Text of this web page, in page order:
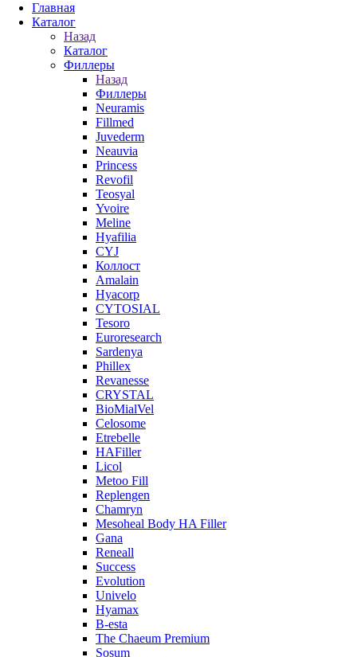
Главная
Каталог
Назад
Каталог
Филлеры
Назад
Филлеры
Neuramis
Fillmed
Juvederm
Neauvia
Princess
Revofil
Teosyal
Yvoire
Meline
Hyafilia
CYJ
Коллост
Amalain
Hyacorp
CYTOSIAL
Tesoro
Euroresearch
Sardenya
Phillex
Revanesse
CRYSTAL
BioMialVel
Celosome
Etrebelle
HAFiller
Licol
Metoo Fill
Replengen
Chamryn
Mesoheal Body HA Filler
Gana
Reneall
Success
Evolution
Univelo
Hyamax
B-esta
The Chaeum Premium
Sosum